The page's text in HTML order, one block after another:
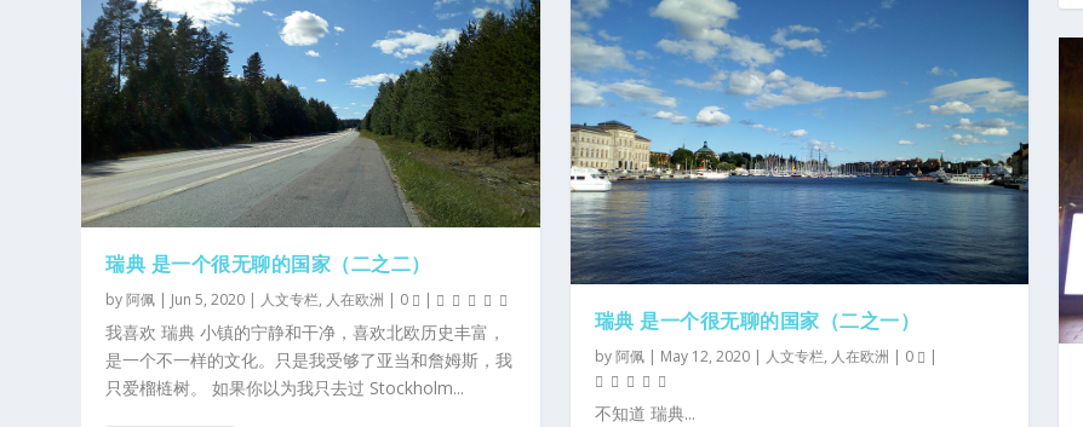
瑞典 是一个很无聊的国家（二之二）
by阿佩 | Jun 5, 2020 | 人文专栏, 人在欧洲 | 0 |
我喜欢 瑞典 小镇的宁静和干净，喜欢北欧历史丰富，
是一个不一样的文化。只是我受够了亚当和詹姆斯，我
只爱榴梿树。 如果你以为我只去过 Stockholm...
瑞典 是一个很无聊的国家（二之一）
by阿佩| May 12, 2020| 人文专栏, 人在欧洲 | 0 |
不知道 瑞典...